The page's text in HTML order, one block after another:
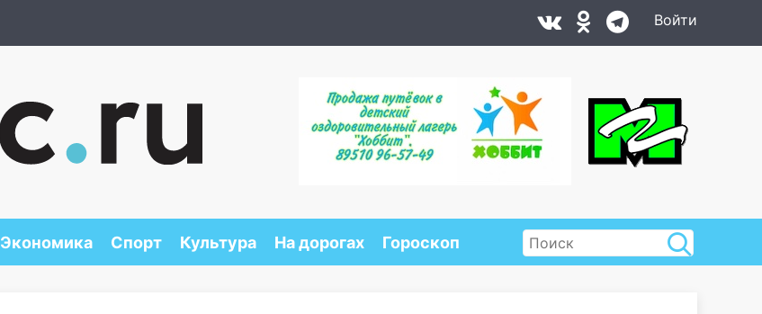
Войти
Экономика Спорт Культура На дорогах Гороскоп